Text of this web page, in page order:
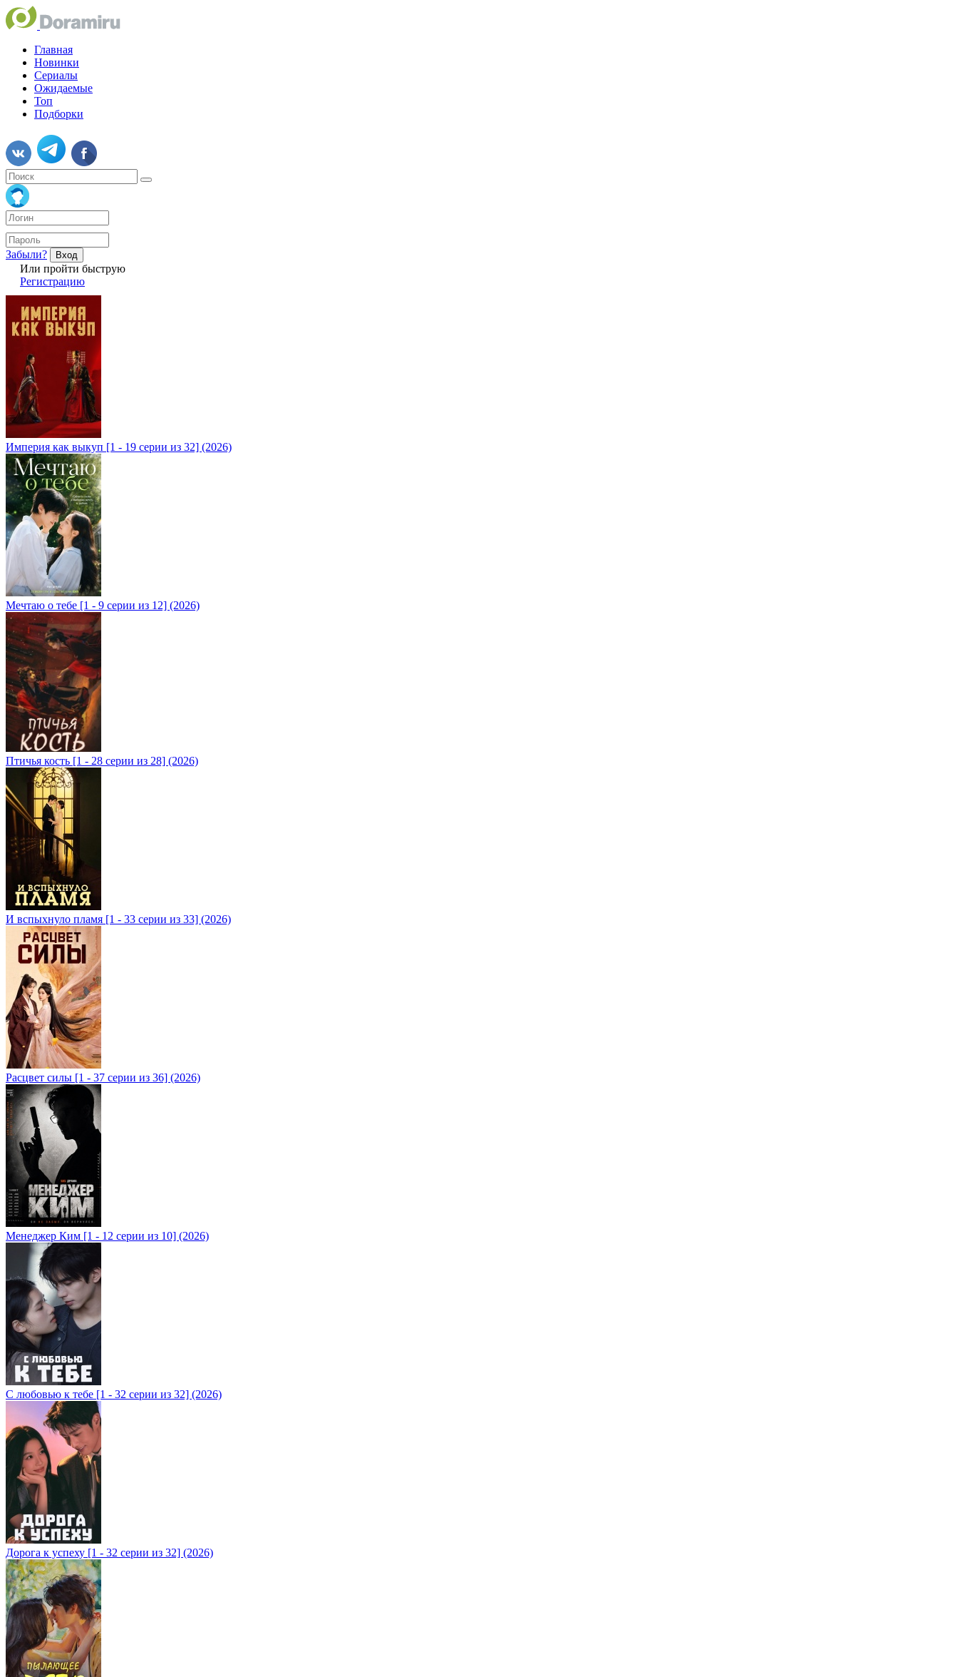
Главная
Новинки
Сериалы
Ожидаемые
Топ
Подборки
Забыли? Вход
Или пройти быструю
Регистрацию
Империя как выкуп [1 - 19 серии из 32] (2026)
Мечтаю о тебе [1 - 9 серии из 12] (2026)
Птичья кость [1 - 28 серии из 28] (2026)
И вспыхнуло пламя [1 - 33 серии из 33] (2026)
Расцвет силы [1 - 37 серии из 36] (2026)
Менеджер Ким [1 - 12 серии из 10] (2026)
С любовью к тебе [1 - 32 серии из 32] (2026)
Дорога к успеху [1 - 32 серии из 32] (2026)